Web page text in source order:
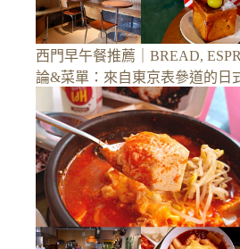
西門早午餐推薦｜BREAD,
論&菜單：來自東京表參道的日